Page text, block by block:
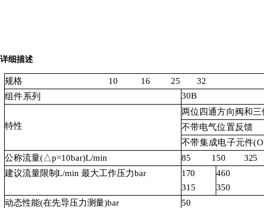
详细描述
规格
10 16 25 32
组件系列
30B
特性
两位四通方向阀和
不带电气位置反馈
不带集成电子元件(
公称流量(△p=10bar)L/min 85 150
325
建议流量限制L/min 最大工作压力bar
170
315
460
350
动态性能(在先导压力测量)bar
50